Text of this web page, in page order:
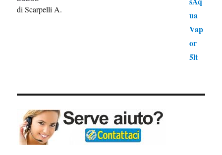
Valutato5su
di Scarpelli A.